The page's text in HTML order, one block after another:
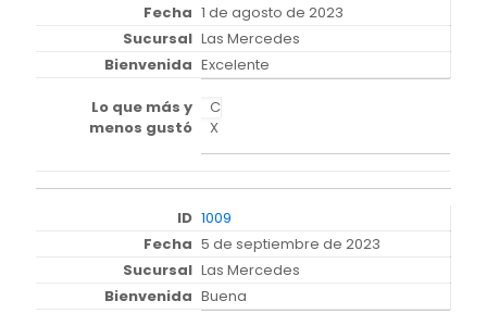
1 de agosto de 2023
Las Mercedes
Excelente
C
X
1009
5 de septiembre de 2023
Las Mercedes
Buena